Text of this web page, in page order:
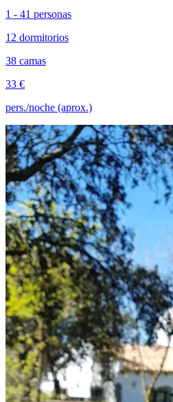
1 - 41 personas
12 dormitorios
38 camas
33 €
pers./noche (aprox.)